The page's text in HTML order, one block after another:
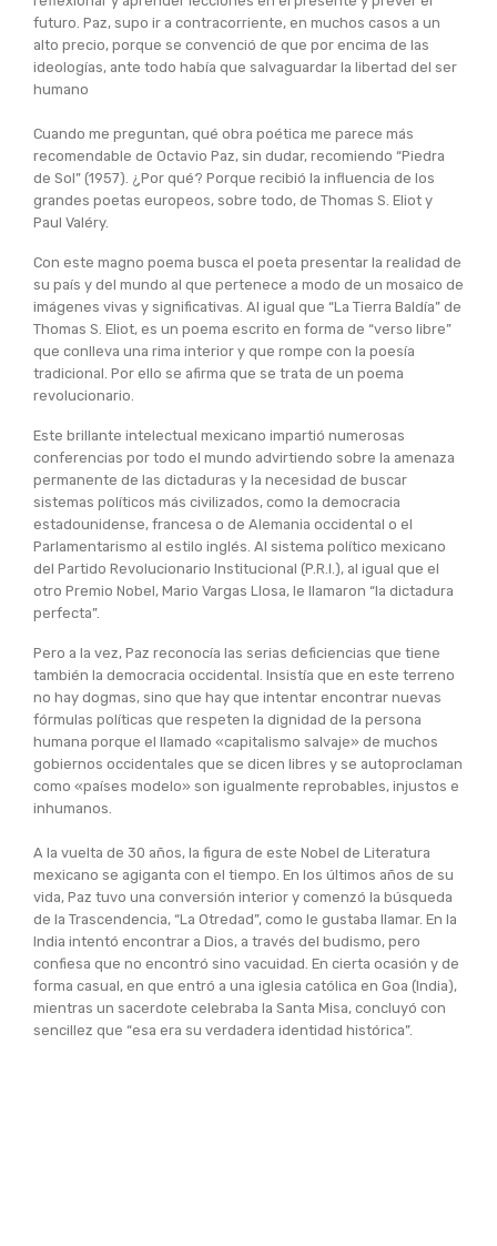
futuro. Paz, supo ir a contracorriente, en muchos casos a un
alto precio, porque se convenció de que por encima de las
ideologías, ante todo había que salvaguardar la libertad del ser
humano
Cuando me preguntan, qué obra poética me parece más
recomendable de Octavio Paz, sin dudar, recomiendo “Piedra
de Sol” (1957). ¿Por qué? Porque recibió la influencia de los
grandes poetas europeos, sobre todo, de Thomas S. Eliot y
Paul Valéry.
Con este magno poema busca el poeta presentar la realidad de
su país y del mundo al que pertenece a modo de un mosaico de
imágenes vivas y significativas. Al igual que “La Tierra Baldía” de
Thomas S. Eliot, es un poema escrito en forma de “verso libre”
que conlleva una rima interior y que rompe con la poesía
tradicional. Por ello se afirma que se trata de un poema
revolucionario.
Este brillante intelectual mexicano impartió numerosas
conferencias por todo el mundo advirtiendo sobre la amenaza
permanente de las dictaduras y la necesidad de buscar
sistemas políticos más civilizados, como la democracia
estadounidense, francesa o de Alemania occidental o el
Parlamentarismo al estilo inglés. Al sistema político mexicano
del Partido Revolucionario Institucional (P.R.I.), al igual que el
otro Premio Nobel, Mario Vargas Llosa, le llamaron “la dictadura
perfecta”.
Pero a la vez, Paz reconocía las serias deficiencias que tiene
también la democracia occidental. Insistía que en este terreno
no hay dogmas, sino que hay que intentar encontrar nuevas
fórmulas políticas que respeten la dignidad de la persona
humana porque el llamado «capitalismo salvaje» de muchos
gobiernos occidentales que se dicen libres y se autoproclaman
como «países modelo» son igualmente reprobables, injustos e
inhumanos.
A la vuelta de 30 años, la figura de este Nobel de Literatura
mexicano se agiganta con el tiempo. En los últimos años de su
vida, Paz tuvo una conversión interior y comenzó la búsqueda
de la Trascendencia, “La Otredad”, como le gustaba llamar. En la
India intentó encontrar a Dios, a través del budismo, pero
confiesa que no encontró sino vacuidad. En cierta ocasión y de
forma casual, en que entró a una iglesia católica en Goa (India),
mientras un sacerdote celebraba la Santa Misa, concluyó con
sencillez que “esa era su verdadera identidad histórica”.